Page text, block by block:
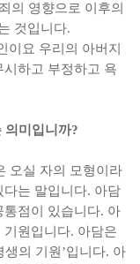
의 영향으로 이후의
것입니다.
이요 우리의 아버지
하고 부정하고 욕
의미입니까?
오실 자의 모형이라
다는 말입니다. 아담
통점이 있습니다. 아
기원입니다. 아담은
생의 기원 ’입니다. 아